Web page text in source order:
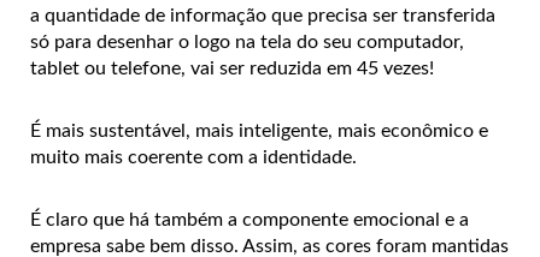
a quantidade de informação que precisa ser transferida
só para desenhar o logo na tela do seu computador,
tablet ou telefone, vai ser reduzida em 45 vezes!
É mais sustentável, mais inteligente, mais econômico e
muito mais coerente com a identidade.
É claro que há também a componente emocional e a
empresa sabe bem disso. Assim, as cores foram mantidas